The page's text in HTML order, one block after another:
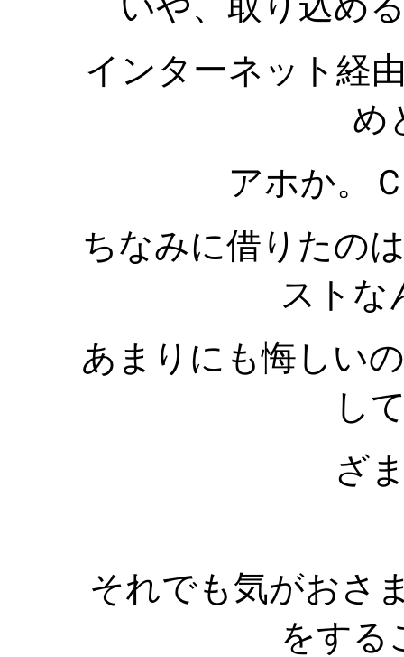
インターネット経
め
アホか。
ちなみに借りたの
ストな
あまりにも悔しい
し
ざ
それでも気がおさ
をする